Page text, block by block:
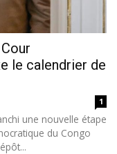
le calendrier de
1
une nouvelle étape
du Congo